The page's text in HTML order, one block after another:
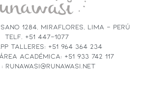
1284, MIRAFLORES, LIMA - PERÚ
TELF. +51 447-1077
TALLERES: +51 964 364 234
ACADÉMICA: +51 933 742 117
RUNAWASI@RUNAWASI.NET